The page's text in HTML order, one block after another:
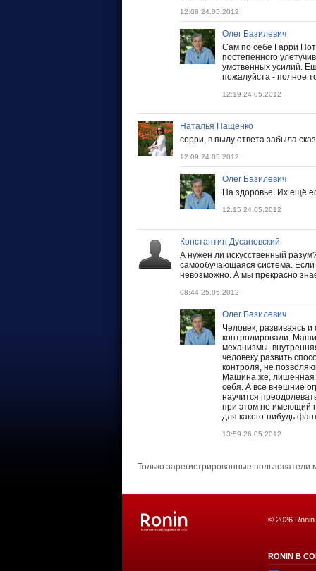
12:08 24.05.2012
Олег Базилевич
Сам по себе Гарри
постепенного
умственных усилий.
пожалуйста - полное
12:19 24.05.2012
Наталья Пащенко
сорри, в пылу ответа забыла
12:09 24.05.2012
Олег Базилевич
На здоровье. Их ещё
12:15 24.05.2012
Константин Дусановский
А нужен ли искусственный
самообучающаяся система. Если
невозможно. А мы прекрасно
08:44 25.05.2012
Олег Базилевич
Человек, развиваясь
контролировали.
механизмы,
человеку развить
контроля, не
Машина же, лишённая
себя. А все внешние
научится
при этом не имеющий
для какого-нибудь
13:59 26.05.2012
Только зарегистрированные пользователи
© 2026
RONIN В